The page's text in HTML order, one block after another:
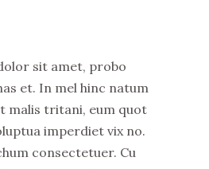
sit amet, probo
et. In mel hinc natum
malis tritani, eum quot
imperdiet vix no.
consectetuer. Cu